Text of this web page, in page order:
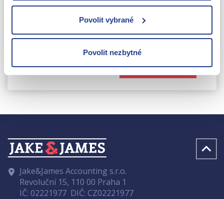
Povolit vybrané
Povolit nezbytné
zpracováním osobních údajů
ochrany soukromíaSmluvní podmínkyspolečnosti Google.
Odeslat
Jake&James Accounting s.r.o.
Revoluční 15, 110 00 Praha 1
IČ: 02221977 DIČ: CZ02221977